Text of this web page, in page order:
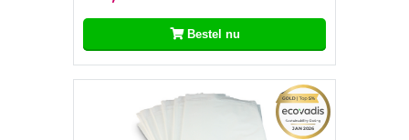
Bestel nu